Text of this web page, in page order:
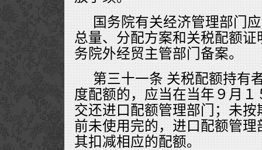
国务院有关经济管理部门
总量、分配方案和关税配额
务院外经贸主管部门备案。
第三十一条 关税配额持有
度配额的，应当在当年９月
交还进口配额管理部门；未
前未使用完的，进口配额管
其扣减相应的配额。